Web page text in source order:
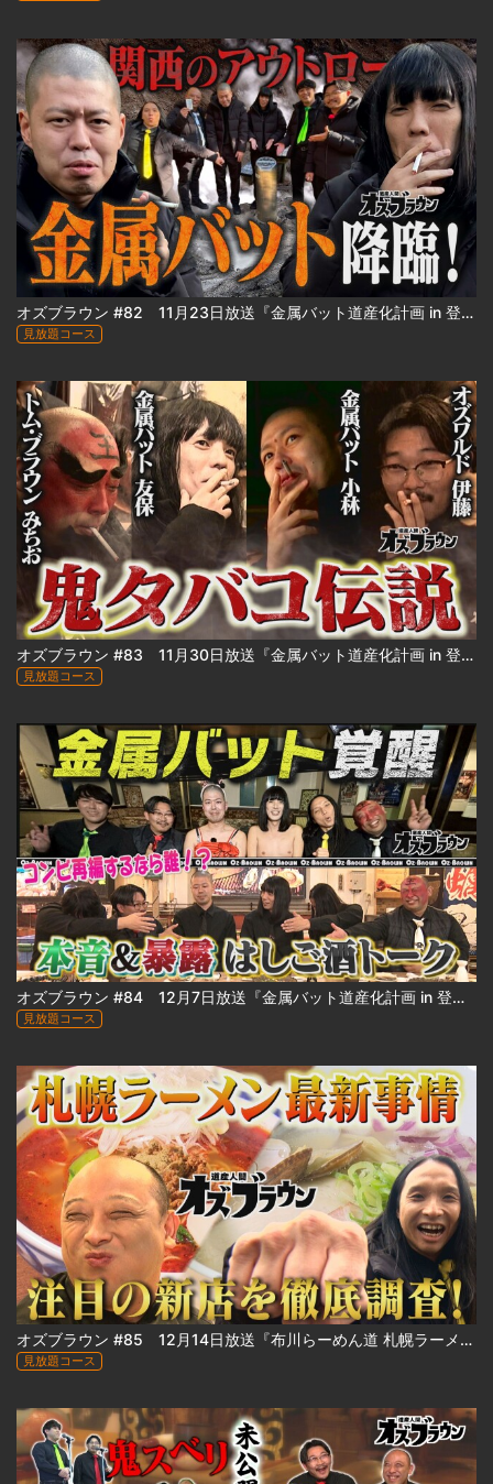
オズブラウン #82 11月23日放送『金属バット道産化計画 in 登別』（前編）
見放題コース
オズブラウン #83 11月30日放送『金属バット道産化計画 in 登別』（中編）
見放題コース
オズブラウン #84 12月7日放送『金属バット道産化計画 in 登別』（後編）
見放題コース
オズブラウン #85 12月14日放送『布川らーめん道 札幌ラーメン最前線2025』
見放題コース